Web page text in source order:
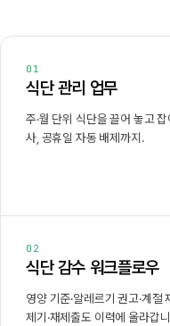
01
식단 관리 업무
주·월 단위 식단을 끌어 놓고
사, 공휴일 자동 배제까지.
02
식단 감수 워크플로우
영양 기준·알레르기 권고·계
제기·재제출도 이력에 올라갑